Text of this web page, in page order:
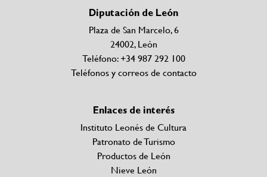
Diputación de León
Plaza de San Marcelo, 6
24002, León
Teléfono: +34 987 292 100
Teléfonos y correos de contacto
Enlaces de interés
Instituto Leonés de Cultura
Patronato de Turismo
Productos de León
Nieve León